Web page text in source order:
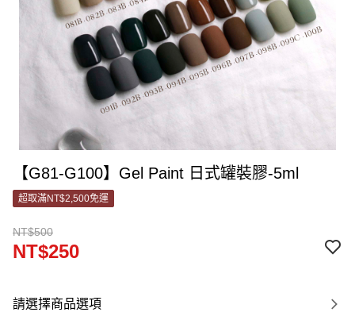
【G81-G100】Gel Paint 日式罐裝膠-5ml
超取滿NT$2,500免運
NT$500
NT$250
請選擇商品選項